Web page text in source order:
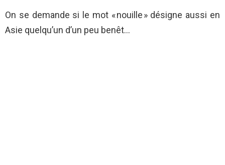
On se demande si le mot « nouille » désigne aussi en
Asie quelqu’un d’un peu benêt…